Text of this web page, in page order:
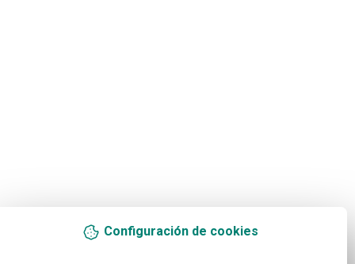
Configuración de cookies